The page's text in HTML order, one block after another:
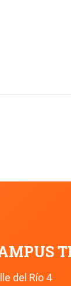
del Río 4